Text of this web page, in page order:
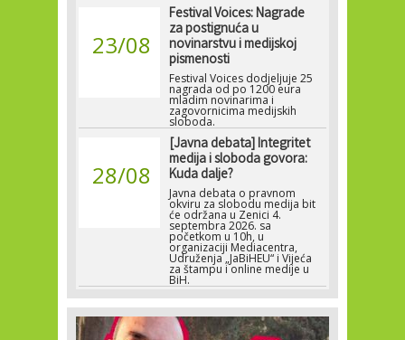
23/08
Festival Voices: Nagrade
za postignuća u
novinarstvu i medijskoj
pismenosti
Festival Voices dodjeljuje 25
nagrada od po 1200 eura
mladim novinarima i
zagovornicima medijskih
sloboda.
28/08
[Javna debata] Integritet
medija i sloboda govora:
Kuda dalje?
Javna debata o pravnom
okviru za slobodu medija bit
će održana u Zenici 4.
septembra 2026. sa
početkom u 10h, u
organizaciji Mediacentra,
Udruženja „JaBiHEU“ i Vijeća
za štampu i online medije u
BiH.